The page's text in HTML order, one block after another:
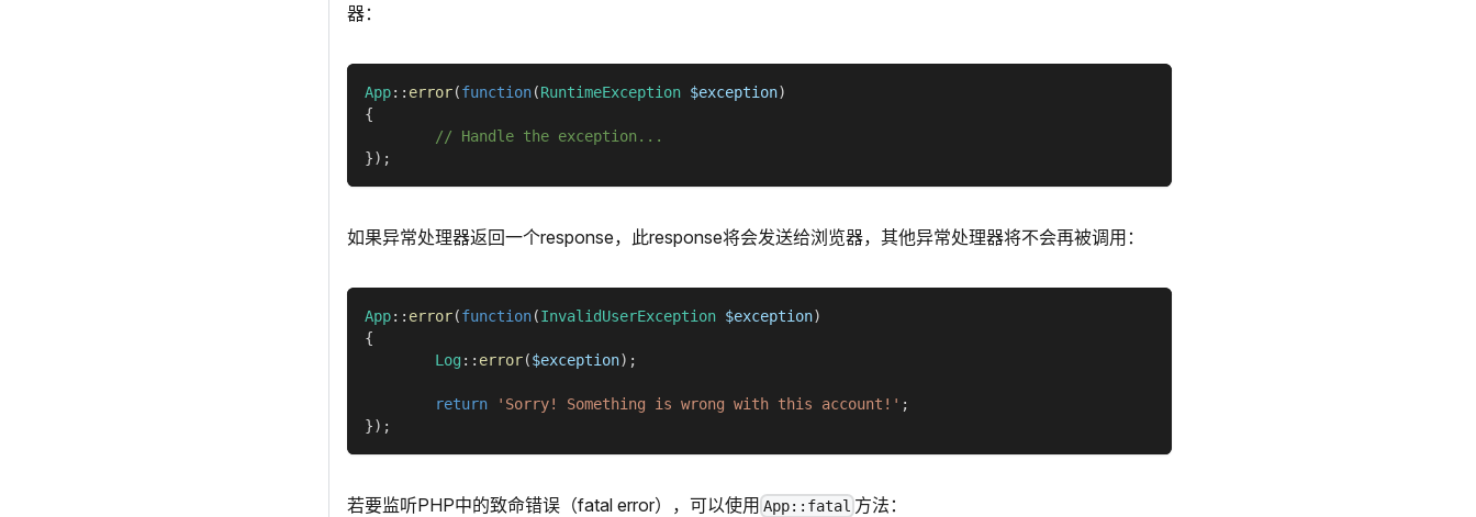
器：
App:: error(function(RuntimeException $exception)
{
// Handle the exception...
}) ;
如果异常处理器返回一个response，此response将会发送给浏览器，其他异常处理器将不会再被调用：
App:: error(function(InvalidUserException $exception)
{
Log :: error($exception) ;
return 'Sorry! Something is wrong with this account!' ;
}) ;
若要监听PHP中的致命错误（fatal error），可以使用 App::fatal 方法：